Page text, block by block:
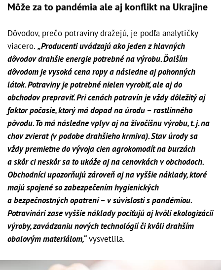
Môže za to pandémia ale aj konflikt na Ukrajine
Dôvodov, prečo potraviny dražejú, je podľa analytičky
viacero. „Producenti uvádzajú ako jeden z hlavných
dôvodov drahšie energie potrebné na výrobu. Ďalším
dôvodom je vysoká cena ropy a následne aj pohonných
látok. Potraviny je potrebné nielen vyrobiť, ale aj do
obchodov prepraviť. Pri cenách potravín je vždy dôležitý aj
faktor počasie, ktorý má dopad na úrodu – rastlinného
pôvodu. To má následne vplyv aj na živočíšnu výrobu, t. j. na
chov zvierat (v podobe drahšieho krmiva). Stav úrody sa
vždy premietne do vývoja cien agrokomodít na burzách
a skôr ci neskôr sa to ukáže aj na cenovkách v obchodoch.
Obchodníci upozorňujú zároveň aj na vyššie náklady, ktoré
majú spojené so zabezpečením hygienických
a bezpečnostných opatrení – v súvislosti s pandémiou.
Potravinári zase vyššie náklady pociťujú aj kvôli ekologizácii
výroby, zavádzaniu nových technológií či kvôli drahším
obalovým materiálom,“vysvetlila.